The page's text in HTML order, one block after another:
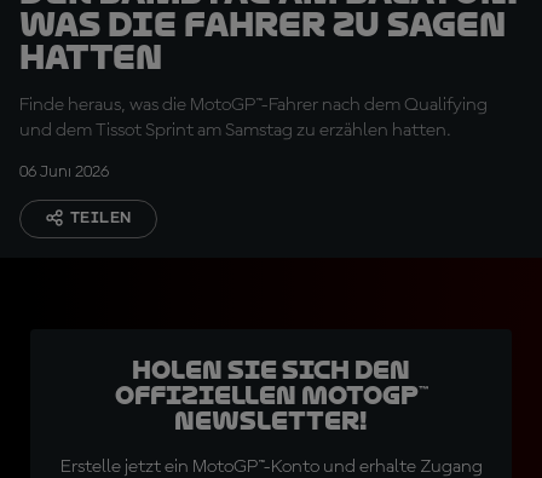
Was die Fahrer zu sagen
hatten
Finde heraus, was die MotoGP™-Fahrer nach dem Qualifying
und dem Tissot Sprint am Samstag zu erzählen hatten.
06 Juni 2026
TEILEN
Holen Sie sich den
offiziellen MotoGP™
Newsletter!
Erstelle jetzt ein MotoGP™-Konto und erhalte Zugang